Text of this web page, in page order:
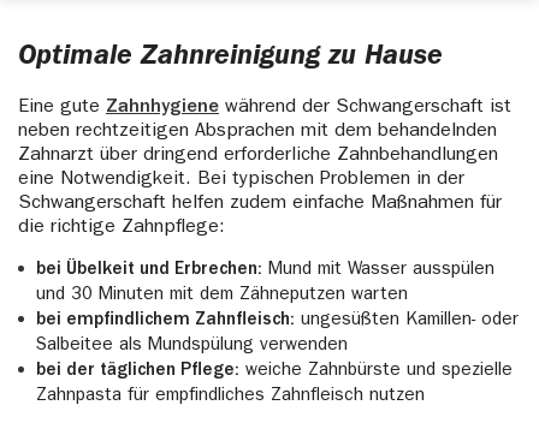
Optimale Zahnreinigung zu Hause
Eine gute Zahnhygiene während der Schwangerschaft ist
neben rechtzeitigen Absprachen mit dem behandelnden
Zahnarzt über dringend erforderliche Zahnbehandlungen
eine Notwendigkeit. Bei typischen Problemen in der
Schwangerschaft helfen zudem einfache Maßnahmen für
die richtige Zahnpflege:
bei Übelkeit und Erbrechen: Mund mit Wasser ausspülen
und 30 Minuten mit dem Zähneputzen warten
bei empfindlichem Zahnfleisch: ungesüßten Kamillen- oder
Salbeitee als Mundspülung verwenden
bei der täglichen Pflege: weiche Zahnbürste und spezielle
Zahnpasta für empfindliches Zahnfleisch nutzen